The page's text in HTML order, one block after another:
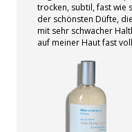
trocken, subtil, fast wie
der schönsten Düfte,
mit sehr schwacher
auf meiner Haut fast